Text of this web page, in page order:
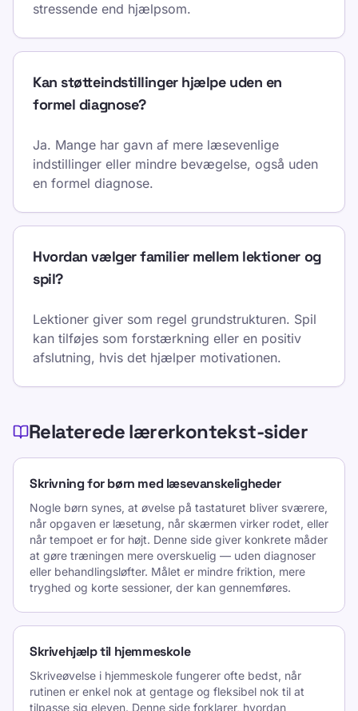
stressende end hjælpsom.
Kan støtteindstillinger hjælpe uden en
formel diagnose?
Ja. Mange har gavn af mere læsevenlige
indstillinger eller mindre bevægelse, også uden
en formel diagnose.
Hvordan vælger familier mellem lektioner og
spil?
Lektioner giver som regel grundstrukturen. Spil
kan tilføjes som forstærkning eller en positiv
afslutning, hvis det hjælper motivationen.
Relaterede lærerkontekst-sider
Skrivning for børn med læsevanskeligheder
Nogle børn synes, at øvelse på tastaturet bliver sværere,
når opgaven er læsetung, når skærmen virker rodet, eller
når tempoet er for højt. Denne side giver konkrete måder
at gøre træningen mere overskuelig — uden diagnoser
eller behandlingsløfter. Målet er mindre friktion, mere
tryghed og korte sessioner, der kan gennemføres.
Skrivehjælp til hjemmeskole
Skriveøvelse i hjemmeskole fungerer ofte bedst, når
rutinen er enkel nok at gentage og fleksibel nok til at
tilpasse sig eleven. Denne side forklarer, hvordan